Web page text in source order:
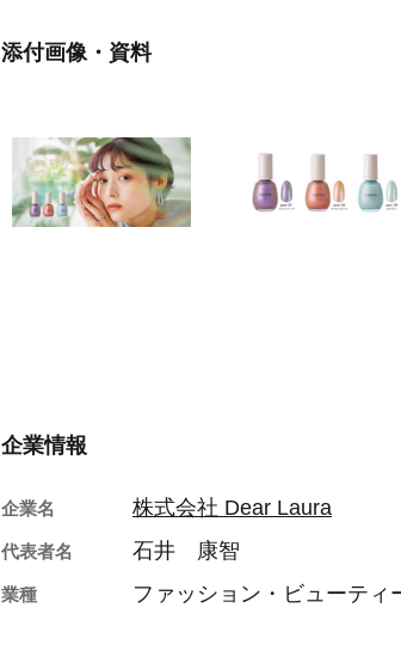
添付画像・資料
企業情報
企業名 株式会社 Dear Laura
代表者名 石井 康智
業種 ファッション・ビューティ